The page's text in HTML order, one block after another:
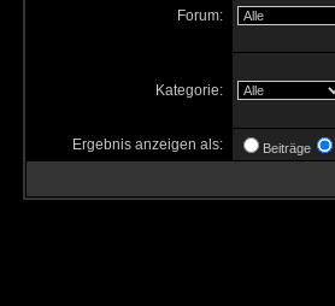
Forum:
Kategorie:
Ergebnis anzeigen als: Beiträge